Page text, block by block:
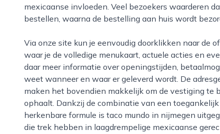
mexicaanse invloeden. Veel bezoekers waarderen
bestellen, waarna de bestelling aan huis wordt
Via onze site kun je eenvoudig doorklikken naar de officiële website van taco mundo in nijmegen,
waar je de volledige menukaart, actuele acties en
daar meer informatie over openingstijden,
weet wanneer en waar er geleverd wordt. De
maken het bovendien makkelijk om de vestiging te
ophaalt. Dankzij de combinatie van een
herkenbare formule is taco mundo in nijmegen
die trek hebben in laagdrempelige mexicaanse